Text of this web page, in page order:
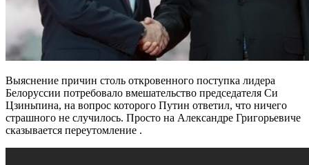
Выяснение причин столь откровенного поступка лидера
Белоруссии потребовало вмешательство председателя Си
Цзиньпина, на вопрос которого Путин ответил, что ничего
страшного не случилось. Просто на Александре Григорьевиче
сказывается переутомление .